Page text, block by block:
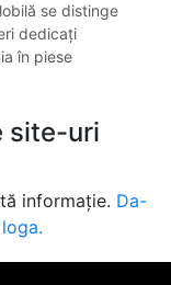
se distinge
dedicați
în piese
site-uri
informație. Da-